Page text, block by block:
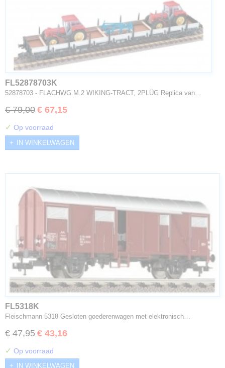
FL52878703K
52878703 - FLACHWG.M.2 WIKING-TRACT, 2PLÜG Replica van…
€ 79,00 € 67,15
✓ Op voorraad
IN WINKELWAGEN
FL5318K
Fleischmann 5318 Gesloten goederenwagen met elektronisch…
€ 47,95 € 43,16
✓ Op voorraad
IN WINKELWAGEN